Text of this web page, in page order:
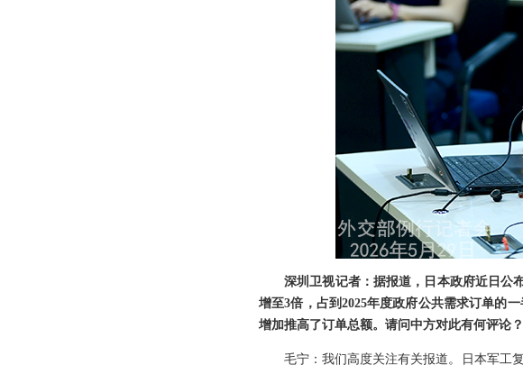
深圳卫视记者：据报道，日本政府近日公
增至3倍，占到2025年度政府公共需求订单的
增加推高了订单总额。请问中方对此有何评论？
毛宁：我们高度关注有关报道。日本军工